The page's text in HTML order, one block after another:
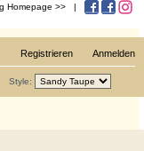
Homepage >> |